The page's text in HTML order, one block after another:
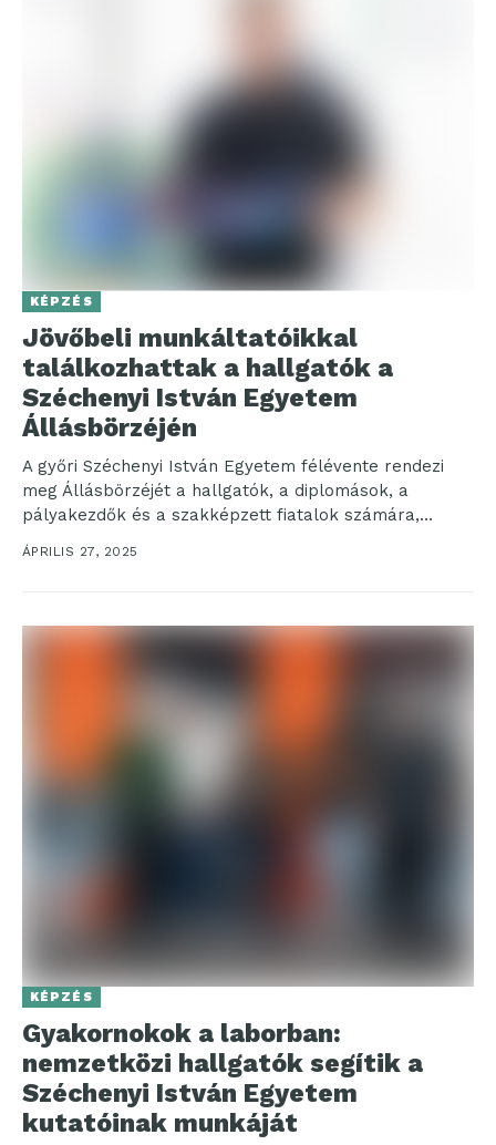
KÉPZÉS
Jövőbeli munkáltatóikkal
találkozhattak a hallgatók a
Széchenyi István Egyetem
Állásbörzéjén
A győri Széchenyi István Egyetem félévente rendezi
meg Állásbörzéjét a hallgatók, a diplomások, a
pályakezdők és a szakképzett fiatalok számára,
ÁPRILIS 27, 2025
KÉPZÉS
Gyakornokok a laborban:
nemzetközi hallgatók segítik a
Széchenyi István Egyetem
kutatóinak munkáját